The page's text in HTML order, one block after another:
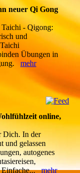
neuer Qi Gong
- Qigong:
und
Übungen in
mehr
online,
Dich. In der
und gelassen
autogenes
Einfache...mehr